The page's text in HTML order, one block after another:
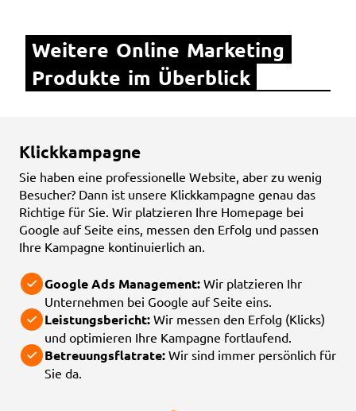
Weitere Online Marketing
Produkte im Überblick
Klickkampagne
Sie haben eine professionelle Website, aber zu wenig
Besucher? Dann ist unsere Klickkampagne genau das
Richtige für Sie. Wir platzieren Ihre Homepage bei
Google auf Seite eins, messen den Erfolg und passen
Ihre Kampagne kontinuierlich an.
Google Ads Management: Wir platzieren Ihr
Unternehmen bei Google auf Seite eins.
Leistungsbericht: Wir messen den Erfolg (Klicks)
und optimieren Ihre Kampagne fortlaufend.
Betreuungsflatrate: Wir sind immer persönlich für
Sie da.